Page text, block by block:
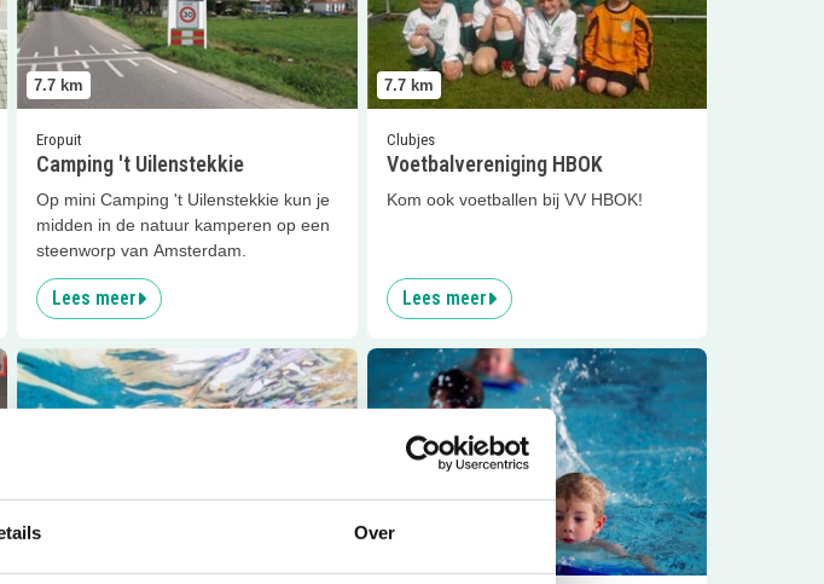
Over
7.7 km
Eropuit
Camping 't Uilenstekkie
Op mini Camping 't Uilenstekkie kun je
midden in de natuur kamperen op een
steenworp van Amsterdam.
Lees meer
7.7 km
Clubjes
Voetbalvereniging HBOK
Kom ook voetballen bij VV HBOK!
Lees meer
Ballers
Lees meer Zwemschool Amsterdam Lees meer Kids Aktief Aqua
Sluiten